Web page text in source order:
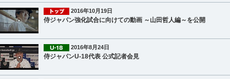
2016年10月19日
侍ジャパン強化試合に向けての動画 ～山田哲人編～を公開
2016年8月24日
侍ジャパンU-18代表 公式記者会見